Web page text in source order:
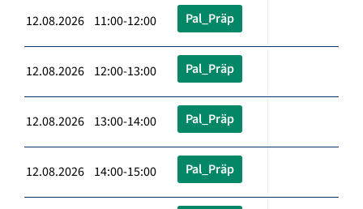
12.08.2026 11:00-12:00 Pal_Präp
12.08.2026 12:00-13:00 Pal_Präp
12.08.2026 13:00-14:00 Pal_Präp
12.08.2026 14:00-15:00 Pal_Präp